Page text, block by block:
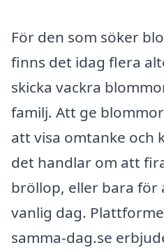
För den som söker
finns det idag flera
skicka vackra
familj. Att ge
att visa omtanke och
det handlar om att
bröllop, eller bara för
vanlig dag.
samma-dag.se